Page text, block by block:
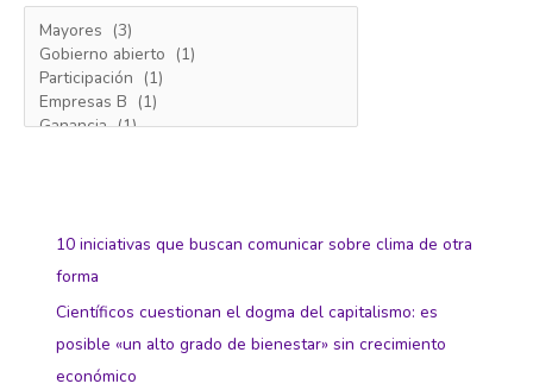
10 iniciativas que buscan comunicar sobre clima de otra
forma
Científicos cuestionan el dogma del capitalismo: es
posible «un alto grado de bienestar» sin crecimiento
económico